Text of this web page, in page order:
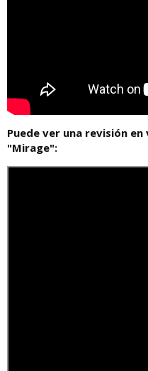
Puede ver una revisión
"Mirage":